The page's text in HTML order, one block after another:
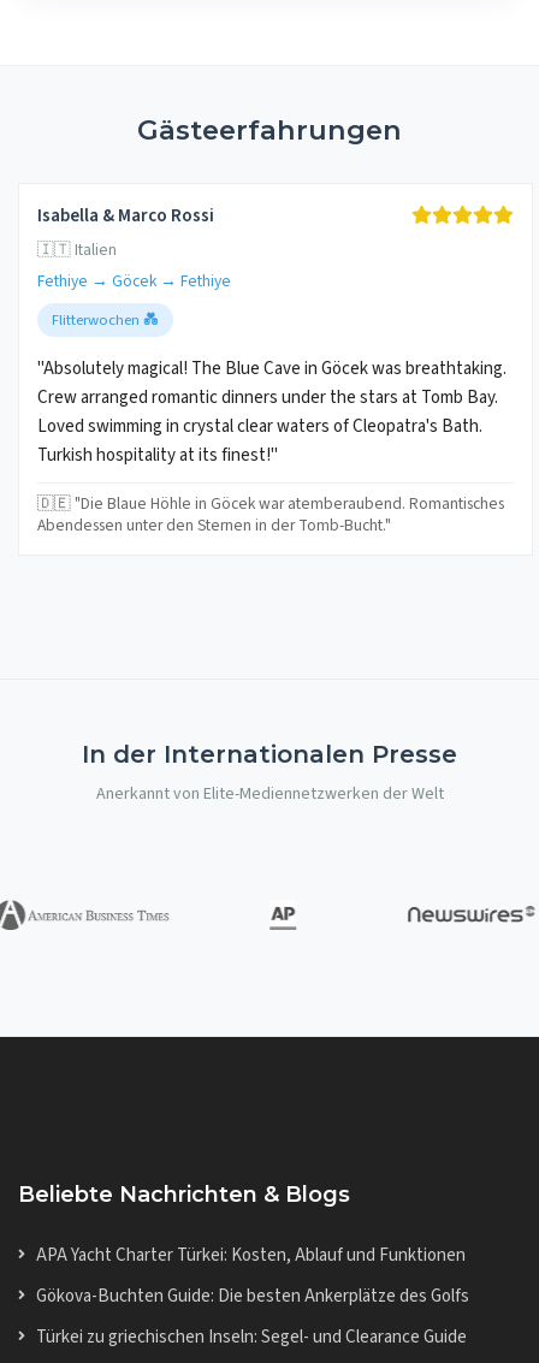
Gästeerfahrungen
Isabella & Marco Rossi
🇮🇹 Italien
Fethiye → Göcek → Fethiye
Flitterwochen 💑
"Absolutely magical! The Blue Cave in Göcek was breathtaking.
Crew arranged romantic dinners under the stars at Tomb Bay.
Loved swimming in crystal clear waters of Cleopatra's Bath.
Turkish hospitality at its finest!"
🇩🇪 "Die Blaue Höhle in Göcek war atemberaubend. Romantisches
Abendessen unter den Sternen in der Tomb-Bucht."
In der Internationalen Presse
Anerkannt von Elite-Mediennetzwerken der Welt
Beliebte Nachrichten & Blogs
APA Yacht Charter Türkei: Kosten, Ablauf und Funktionen
Gökova-Buchten Guide: Die besten Ankerplätze des Golfs
Türkei zu griechischen Inseln: Segel- und Clearance Guide